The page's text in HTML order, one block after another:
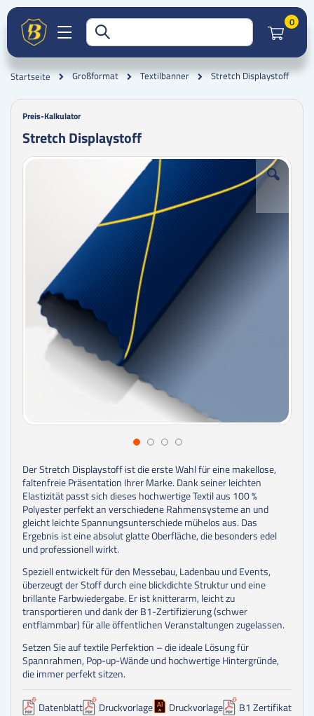
0
Startseite Großformat Textilbanner Stretch Displaystoff
Preis-Kalkulator
Stretch Displaystoff
Zum
Zum
Der Stretch Displaystoff ist die erste Wahl für eine makellose,
faltenfreie Präsentation Ihrer Marke. Dank seiner leichten
Elastizität passt sich dieses hochwertige Textil aus 100 %
Polyester perfekt an verschiedene Rahmensysteme an und
gleicht leichte Spannungsunterschiede mühelos aus. Das
Ergebnis ist eine absolut glatte Oberfläche, die besonders edel
und professionell wirkt.
Speziell entwickelt für den Messebau, Ladenbau und Events,
überzeugt der Stoff durch eine blickdichte Struktur und eine
brillante Farbwiedergabe. Er ist knitterarm, leicht zu
transportieren und dank der B1-Zertifizierung (schwer
entflammbar) für alle öffentlichen Veranstaltungen zugelassen.
Setzen Sie auf textile Perfektion – die ideale Lösung für
Spannrahmen, Pop-up-Wände und hochwertige Hintergründe,
die immer perfekt sitzen.
Datenblatt Druckvorlage Druckvorlage B1 Zertifikat